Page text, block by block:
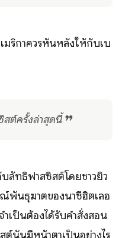
มริกาควรหันหลังให้กับเบ
สต์ครั้งล่าสุดนี้ ❞
ลัทธิฟาสซิสต์โดยชาวยิว
พันธุฆาตของนาซีฮิตเลอ
ำเป็นต้องได้รับคำสั่งสอน
ต์นั้นมีหน้าตาเป็นอย่างไร